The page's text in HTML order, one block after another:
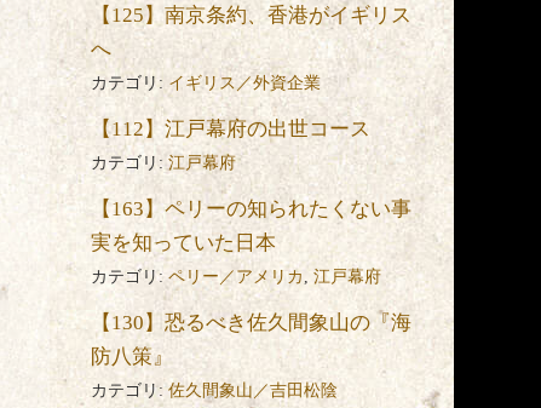
【125】南京条約、香港がイギリス
へ
カテゴリ: イギリス／外資企業
【112】江戸幕府の出世コース
カテゴリ: 江戸幕府
【163】ペリーの知られたくない事
実を知っていた日本
カテゴリ: ペリー／アメリカ , 江戸幕府
【130】恐るべき佐久間象山の『海
防八策』
カテゴリ: 佐久間象山／吉田松陰